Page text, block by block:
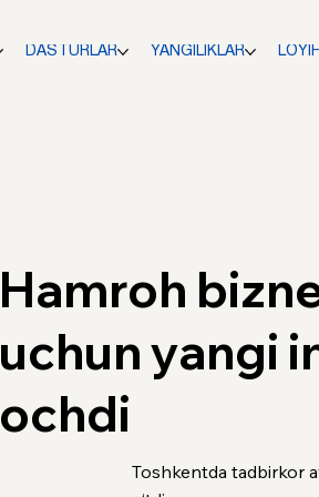
DASTURLAR YANGILIKLAR
Hamroh
uchun yangi
ochdi
Toshkentda tadbirkor